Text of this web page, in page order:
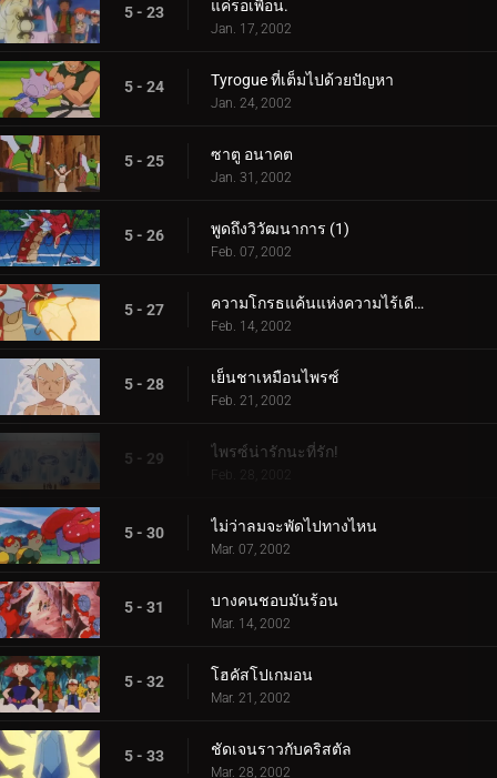
5 - 23 แค่รอเพื่อน.
Jan. 17, 2002
5 - 24 Tyrogue ที่เต็มไปด้วยปัญหา
Jan. 24, 2002
5 - 25 ซาตู อนาคต
Jan. 31, 2002
5 - 26 พูดถึงวิวัฒนาการ (1)
Feb. 07, 2002
5 - 27 ความโกรธแค้นแห่งความไร้เดียงสา (2)
Feb. 14, 2002
5 - 28 เย็นชาเหมือนไพรซ์
Feb. 21, 2002
5 - 29 ไพรซ์น่ารักนะที่รัก!
Feb. 28, 2002
5 - 30 ไม่ว่าลมจะพัดไปทางไหน
Mar. 07, 2002
5 - 31 บางคนชอบมันร้อน
Mar. 14, 2002
5 - 32 โฮคัสโปเกมอน
Mar. 21, 2002
5 - 33 ชัดเจนราวกับคริสตัล
Mar. 28, 2002